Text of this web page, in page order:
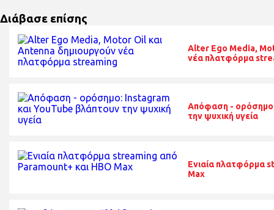
Διάβασε επίσης
Alter Ego Media,
νέα πλατφόρμα
Απόφαση - ορόσημο:
την ψυχική υγεία
Ενιαία πλατφόρμα
Max